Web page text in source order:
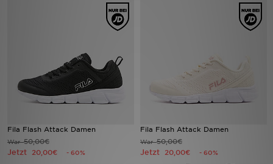
Fila Flash Attack Damen
War50,00€
Jetzt 20,00€ - 60%
Fila Flash Attack Damen
War50,00€
Jetzt 20,00€ - 60%
Bestsellers